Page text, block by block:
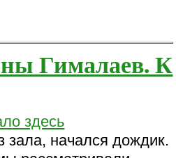
Гималаев. К
здесь
начался дождик.